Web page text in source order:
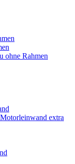
ohne Rahmen
extra